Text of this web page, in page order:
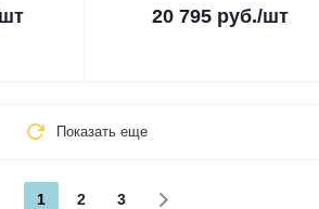
20 795 руб./шт
Показать еще
1 2 3